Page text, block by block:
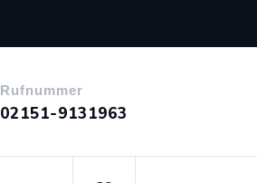
Rufnummer
02151-9131963